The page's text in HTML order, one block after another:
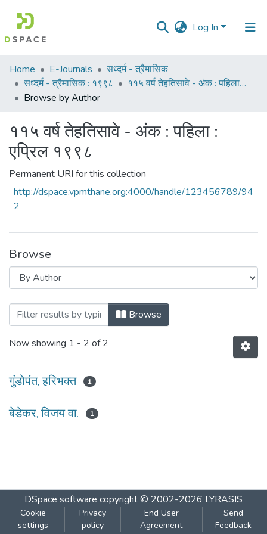
Log In
Communities
&
Collections
All of DSpace
Home E-Journals
सध्दर्म - त्रैमासिक
सध्दर्म - त्रैमासिक : १९९८
११५ वर्ष तेहतिसावे - अंक : पहिला : एप्रिल १९९८
Browse by Author
११५ वर्ष तेहतिसावे - अंक : पहिला :
एप्रिल १९९८
Permanent URI for this collection
http://dspace.vpmthane.org:4000/handle/123456789/94
2
Browse
Browsing ११५ वर्ष तेहतिसावे - अंक : पहिला :
Browse
Now showing 1 - 2 of 2
गुंडोपंत, हरिभक्त 1
बेडेकर, विजय वा. 1
DSpace software copyright © 2002-2026 LYRASIS
Cookie
settings
Privacy
policy
End User
Agreement
Send
Feedback